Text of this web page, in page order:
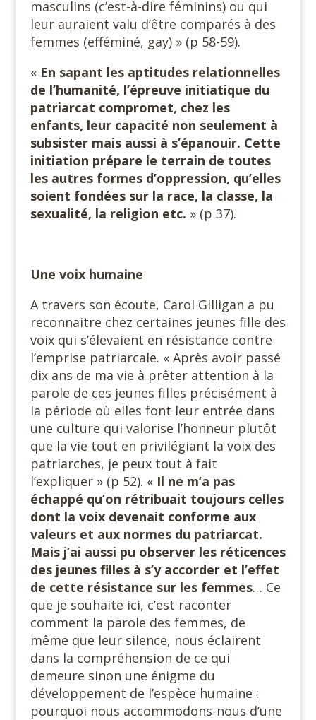
masculins (c’est-à-dire féminins) ou qui
leur auraient valu d’être comparés à des
femmes (efféminé, gay) » (p 58-59).
« En sapant les aptitudes relationnelles
de l’humanité, l’épreuve initiatique du
patriarcat compromet, chez les
enfants, leur capacité non seulement à
subsister mais aussi à s’épanouir. Cette
initiation prépare le terrain de toutes
les autres formes d’oppression, qu’elles
soient fondées sur la race, la classe, la
sexualité, la religion etc. » (p 37).
Une voix humaine
A travers son écoute, Carol Gilligan a pu
reconnaitre chez certaines jeunes fille des
voix qui s’élevaient en résistance contre
l’emprise patriarcale. « Après avoir passé
dix ans de ma vie à prêter attention à la
parole de ces jeunes filles précisément à
la période où elles font leur entrée dans
une culture qui valorise l’honneur plutôt
que la vie tout en privilégiant la voix des
patriarches, je peux tout à fait
l’expliquer » (p 52). « Il ne m’a pas
échappé qu’on rétribuait toujours celles
dont la voix devenait conforme aux
valeurs et aux normes du patriarcat.
Mais j’ai aussi pu observer les réticences
des jeunes filles à s’y accorder et l’effet
de cette résistance sur les femmes… Ce
que je souhaite ici, c’est raconter
comment la parole des femmes, de
même que leur silence, nous éclairent
dans la compréhension de ce qui
demeure sinon une énigme du
développement de l’espèce humaine :
pourquoi nous accommodons-nous d’une